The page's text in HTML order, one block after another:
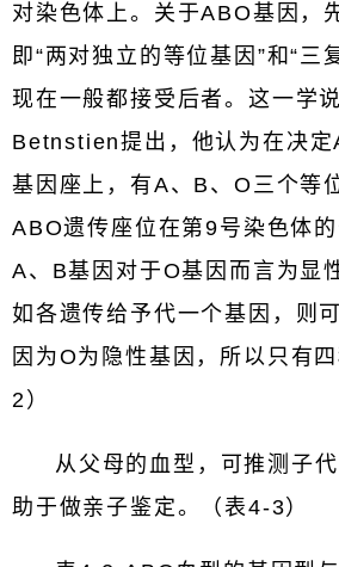
对染色体上。关于ABO基因，
即“两对独立的等位基因”和“三
现在一般都接受后者。这一学
Betnstien提出，他认为在决定
基因座上，有A、B、O三个等
ABO遗传座位在第9号染色体的
A、B基因对于O基因而言为显
如各遗传给予代一个基因，则
因为O为隐性基因，所以只有
2）
从父母的血型，可推测子
助于做亲子鉴定。（表4-3）